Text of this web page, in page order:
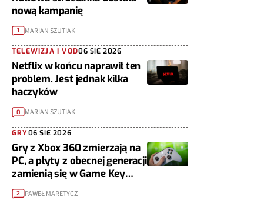
nową kampanię
1 MARIAN SZUTIAK
TELEWIZJA I VOD06 SIE 2026
Netflix w końcu naprawił ten
problem. Jest jednak kilka
haczyków
0 MARIAN SZUTIAK
GRY06 SIE 2026
Gry z Xbox 360 zmierzają na
PC, a płyty z obecnej generacji
zamienią się w Game Key
Cardy
2 PAWEŁ MARETYCZ